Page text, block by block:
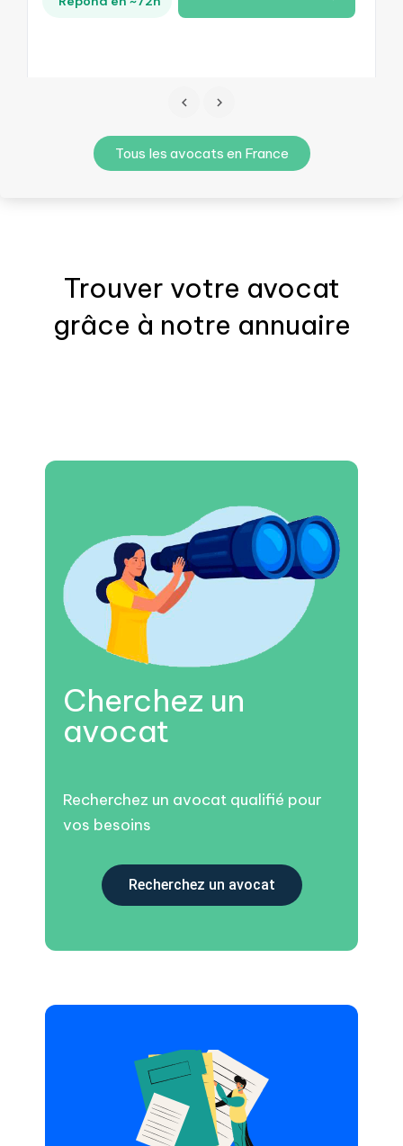
Tous les avocats en France
Trouver votre avocat
grâce à notre annuaire
Cherchez un
avocat
Recherchez un avocat qualifié pour
vos besoins
Recherchez un avocat